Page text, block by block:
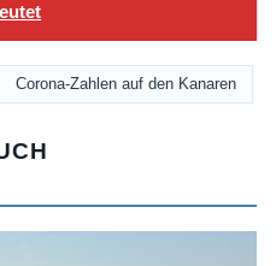
Corona-Zahlen auf den Kanaren